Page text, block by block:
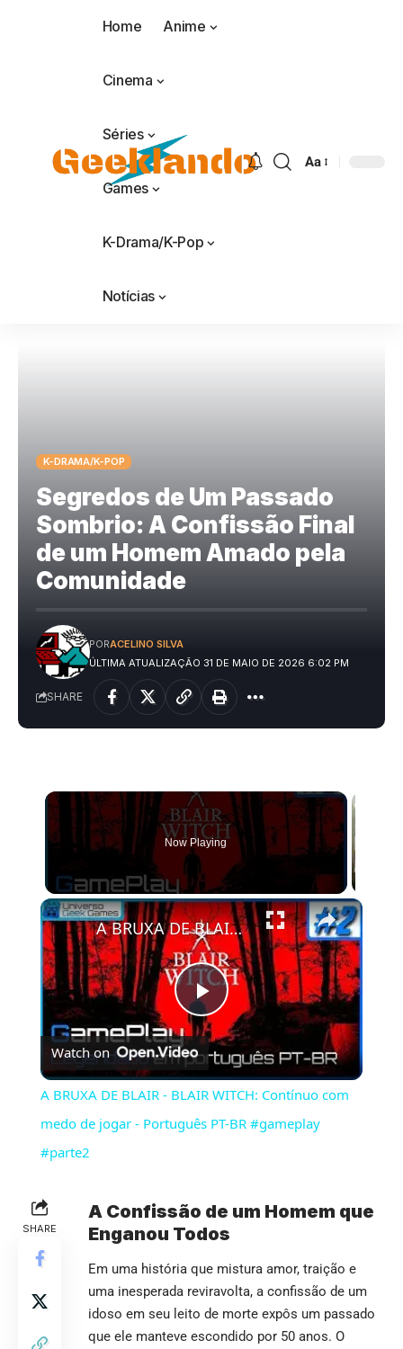
Home Anime
Cinema
Séries
Games
K-Drama/K-Pop
Notícias
Aa
K-DRAMA/K-POP
Segredos de Um Passado
Sombrio: A Confissão Final
de um Homem Amado pela
Comunidade
ÚLTIMA ATUALIZAÇÃO 31 DE MAIO DE 2026 6:02 PM
PORACELINO SILVA
SHARE
Now Playing
×
Play
Video
A BRUXA DE BLAIR - BLAIR WITCH: Contínuo com medo de jogar - Português PT-BR #gameplay #parte2
Watch on
A BRUXA DE BLAIR - BLAIR WITCH: Contínuo com
medo de jogar - Português PT-BR #gameplay
#parte2
SHARE
A Confissão de um Homem que
Enganou Todos
Em uma história que mistura amor, traição e
uma inesperada reviravolta, a confissão de um
idoso em seu leito de morte expôs um passado
que ele manteve escondido por 50 anos. O